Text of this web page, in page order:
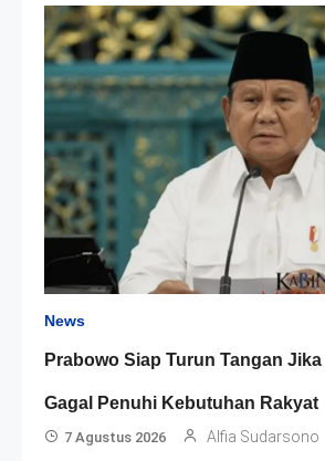
News
Prabowo Siap Turun Tangan
Gagal Penuhi Kebutuhan Rakyat
7 Agustus 2026 Alfia Sudarsono